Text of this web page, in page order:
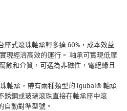
式滾珠軸承輕多達 60%，成本效益
現經濟高效的運行。 軸承可實現低摩
蝕和介質，可選為非磁性，電絕緣且
軸承，帶有兩種類型的 igubal® 軸承
銹鋼或玻璃滾珠直接在軸承座中滾
自動對準型號。